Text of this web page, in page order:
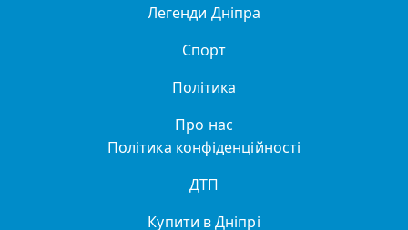
Легенди Дніпра
Спорт
Політика
Про нас
Політика конфіденційності
ДТП
Купити в Дніпрі